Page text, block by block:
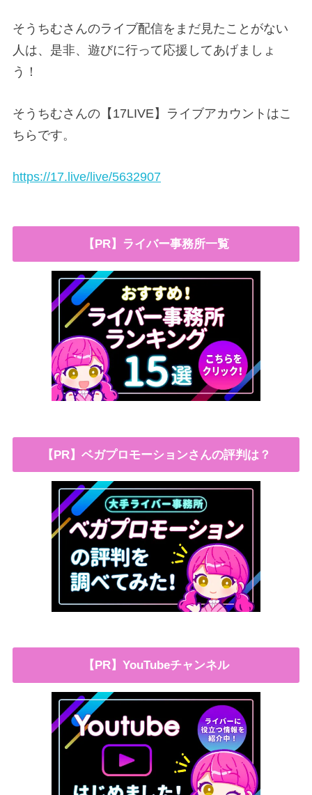
そうちむさんのライブ配信をまだ見たことがない
人は、是非、遊びに行って応援してあげましょ
う！
そうちむさんの【17LIVE】ライブアカウントはこ
ちらです。
https://17.live/live/5632907
【PR】ライバー事務所一覧
【PR】ベガプロモーションさんの評判は？
【PR】YouTubeチャンネル